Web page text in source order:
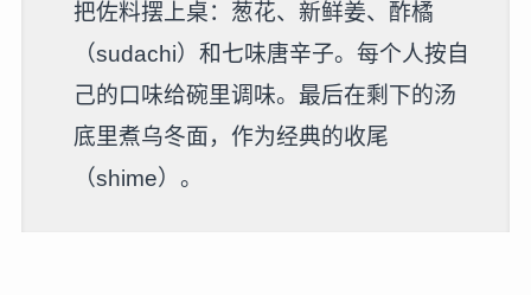
把佐料摆上桌：葱花、新鲜姜、酢橘
（sudachi）和七味唐辛子。每个人按自
己的口味给碗里调味。最后在剩下的汤
底里煮乌冬面，作为经典的收尾
（shime）。